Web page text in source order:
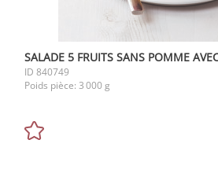
ID 840749
Poids pièce: 3 000 g